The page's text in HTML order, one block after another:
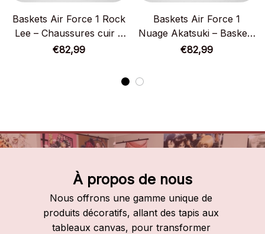
Baskets Air Force 1 Rock
Lee – Chaussures cuir –
Naruto
€82,99
Baskets Air Force 1
Nuage Akatsuki – Baskets
Naruto
€82,99
À propos de nous
Nous offrons une gamme unique de
produits décoratifs, allant des tapis aux
tableaux canvas, pour transformer